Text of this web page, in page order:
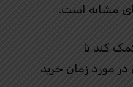
کند تا
مورد زمان خرید